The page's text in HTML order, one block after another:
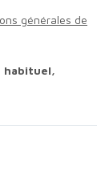
générales de